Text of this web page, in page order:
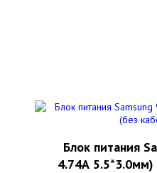
Блок питания
4.74А 5.5*3.0мм)